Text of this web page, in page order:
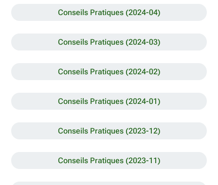
Conseils Pratiques (2024-04)
Conseils Pratiques (2024-03)
Conseils Pratiques (2024-02)
Conseils Pratiques (2024-01)
Conseils Pratiques (2023-12)
Conseils Pratiques (2023-11)